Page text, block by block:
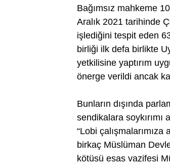
Bağımsız mahkeme
Aralık 2021 tarihinde
işlediğini tespit eden
birliği ilk defa birlikte
yetkilisine yaptırım
önerge verildi ancak
Bunların dışında
sendikalara soykırımı
“Lobi
birkaç Müslüman
kötüsü esas vazifesi